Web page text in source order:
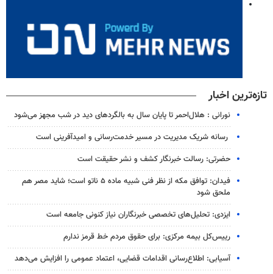
تازه‌ترین اخبار
نورانی : هلال‌احمر تا پایان سال به بالگردهای دید در شب مجهز می‌شود
رسانه شریک مدیریت در مسیر خدمت‌رسانی و امیدآفرینی است
حضرتی: رسالت خبرنگار کشف و نشر حقیقت است
فیدان: توافق مکه از نظر فنی شبیه ماده ۵ ناتو است؛ شاید مصر هم
ملحق شود
ایزدی: تحلیل‌های تخصصی خبرنگاران نیاز کنونی جامعه است
رییس‌کل بیمه مرکزی: برای حقوق مردم خط قرمز ندارم
آسیابی: اطلاع‌رسانی اقدامات قضایی، اعتماد عمومی را افزایش می‌دهد